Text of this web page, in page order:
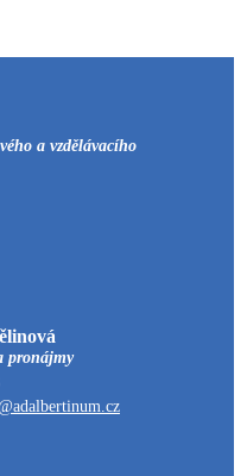
a vzdělávacího
pronájmy